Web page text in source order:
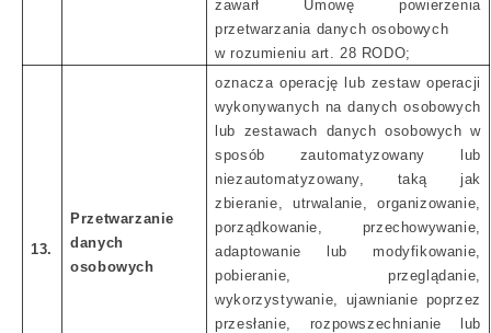
zawarł Umowę powierzenia
przetwarzania danych osobowych
w rozumieniu art. 28 RODO;
13.
Przetwarzanie
danych
osobowych
oznacza operację lub zestaw operacji
wykonywanych na danych osobowych
lub zestawach danych osobowych w
sposób zautomatyzowany lub
niezautomatyzowany, taką jak
zbieranie, utrwalanie, organizowanie,
porządkowanie, przechowywanie,
adaptowanie lub modyfikowanie,
pobieranie, przeglądanie,
wykorzystywanie, ujawnianie poprzez
przesłanie, rozpowszechnianie lub